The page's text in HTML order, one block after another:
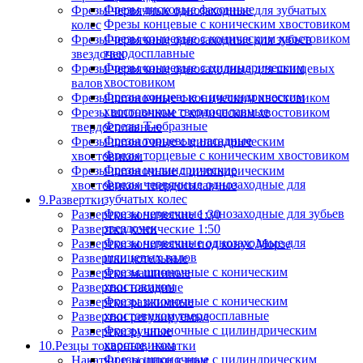
Фрезы червячные однозаходные для зубчатых
колес
Фрезы червячные однозаходные для зубьев
звездочек
Фрезы червячные однозаходные для шлицевых
валов
Фрезы шпоночные с коническим хвостовиком
Фрезы шпоночные с коническим хвостовиком
твердосплавные
Фрезы шпоночные с цилиндрическим
хвостовиком
Фрезы шпоночные с цилиндрическим
хвостовиком твердосплавные
9.Развертки
Развертки конические 1:30
Развертки конические 1:50
Развертки конические под конус Морзе
Развертки котельные
Развертки машинные
Развертки насадные
Развертки разжимные
Развертки регулируемые
Развертки ручные
10.Резцы токарные, накатки
Накатки и ролики к ним
Фрезы дисковые фасонные
Фрезы концевые с коническим хвостовиком
Фрезы концевые с коническим хвостовиком
твердосплавные
Фрезы концевые с цилиндрическим
хвостовиком
Фрезы концевые с цилиндрическим
хвостовиком твердосплавные
Фрезы Т-образные
Фрезы торцевые насадные
Фрезы торцевые с коническим хвостовиком
Фрезы цилиндрические
Фрезы червячные однозаходные для
зубчатых колес
Фрезы червячные однозаходные для зубьев
звездочек
Фрезы червячные однозаходные для
шлицевых валов
Фрезы шпоночные с коническим
хвостовиком
Фрезы шпоночные с коническим
хвостовиком твердосплавные
Фрезы шпоночные с цилиндрическим
хвостовиком
Фрезы шпоночные с цилиндрическим